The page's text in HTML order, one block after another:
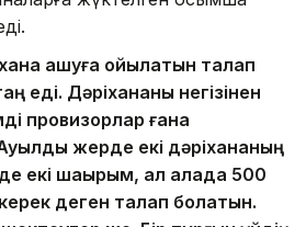
ашуға қойылатын талап
еді. Дәріхананы негізінен
провизорлар ғана
жерде екі дәріхананың
екі шақырым, ал қалада 500
деген талап болатын.